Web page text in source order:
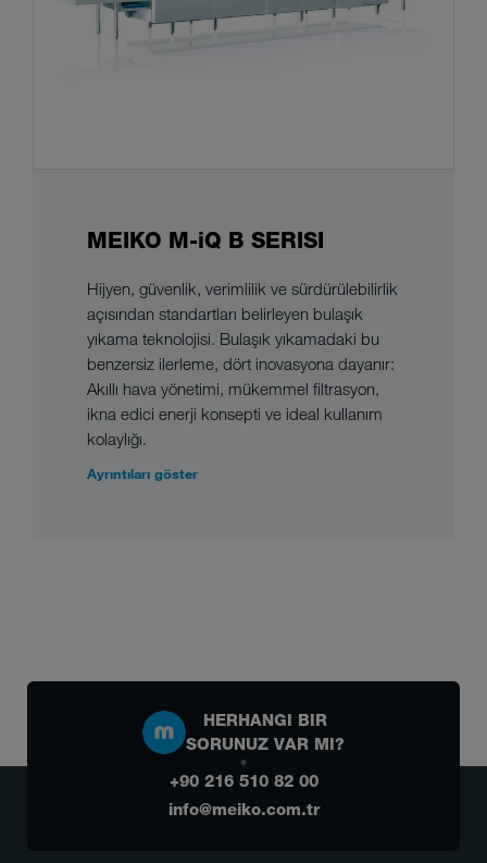
MEIKO M-iQ B SERISI
Hijyen, güvenlik, verimlilik ve sürdürülebilirlik
açısından standartları belirleyen bulaşık
yıkama teknolojisi. Bulaşık yıkamadaki bu
benzersiz ilerleme, dört inovasyona dayanır:
Akıllı hava yönetimi, mükemmel filtrasyon,
ikna edici enerji konsepti ve ideal kullanım
kolaylığı.
Ayrıntıları göster
HERHANGI BIR
SORUNUZ VAR MI?
+90 216 510 82 00
info@meiko.com.tr